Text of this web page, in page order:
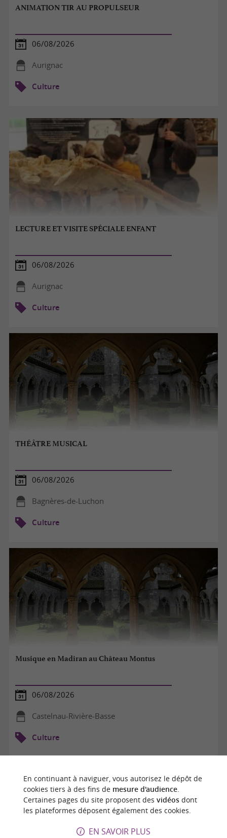
ANIMATION TIR AU PROPULSEUR
06/08/2026
Aurignac
Culture
LECTURE ET VISITE SPÉCIALE ENFANT
06/08/2026
Aurignac
Culture
THÉÂTRE MUSICAL
06/08/2026
Bagnères-de-Luchon
Culture
Musique en Madiran au Château Montus
06/08/2026
Castelnau-Rivière-Basse
Culture
En continuant à naviguer, vous autorisez le dépôt de
cookies tiers à des fins de mesure d'audience.
Certaines pages du site proposent des vidéosdont
les plateformes déposent également des cookies.
EN SAVOIR PLUS